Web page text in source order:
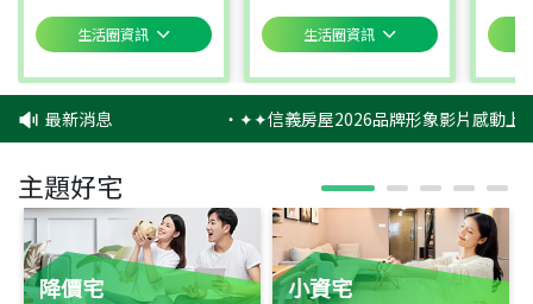
生活圈資訊 生活圈資訊
最新消息 ‧✦✦信義房屋2026品牌形象影片感動上
主題好宅
降價宅 小資宅